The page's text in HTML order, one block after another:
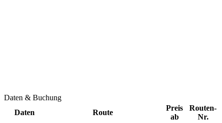
Daten & Buchung
Daten
Route
Preis
ab
Routen-
Nr.